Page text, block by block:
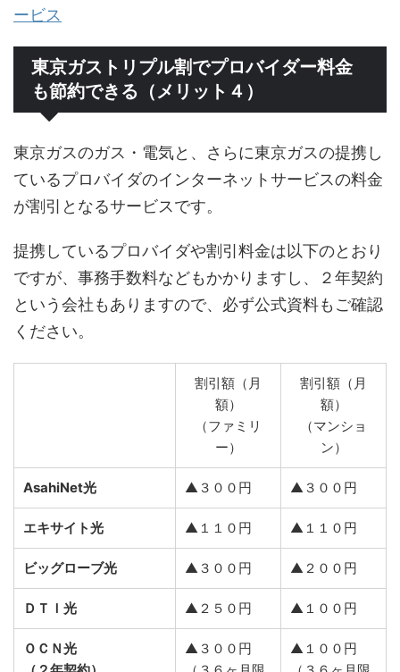
ービス
東京ガストリプル割でプロバイダー料金
も節約できる（メリット４）
東京ガスのガス・電気と、さらに東京ガスの提携し
ているプロバイダのインターネットサービスの料金
が割引となるサービスです。
提携しているプロバイダや割引料金は以下のとおり
ですが、事務手数料などもかかりますし、２年契約
という会社もありますので、必ず公式資料もご確認
ください。
割引額（月
額）
（ファミリ
ー）
割引額（月
額）
（マンショ
ン）
AsahiNet光 ▲３００円 ▲３００円
エキサイト光 ▲１１０円 ▲１１０円
ビッグローブ光 ▲３００円 ▲２００円
ＤＴＩ光 ▲２５０円 ▲１００円
ＯＣＮ光
▲３００円
▲１００円